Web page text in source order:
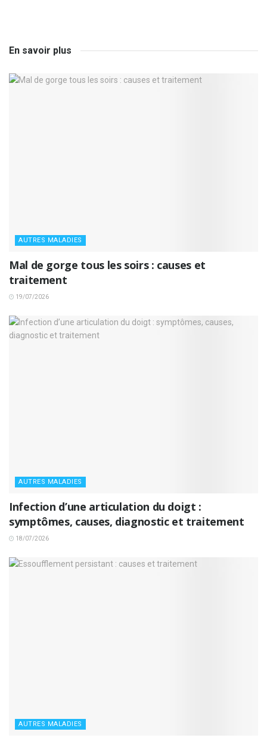
En savoir plus
AUTRES MALADIES
Mal de gorge tous les soirs : causes et
traitement
19/07/2026
AUTRES MALADIES
Infection d’une articulation du doigt :
symptômes, causes, diagnostic et traitement
18/07/2026
AUTRES MALADIES